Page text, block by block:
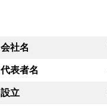
会社名
代表者名
設立